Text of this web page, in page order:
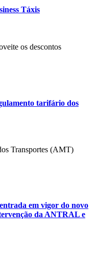
Táxis
os descontos
tarifário dos
Transportes (AMT)
em vigor do novo
da ANTRAL e